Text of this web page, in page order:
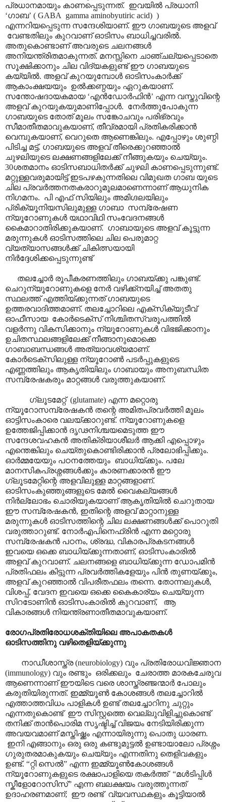
പ്രധാനമായും കാണപ്പെടുന്നത്. ഇവയിൽ പ്രധാനി
‘ഗാബ’ ( GABA gamma aminobyutiric acid) )
എന്നറിയപ്പെടുന്ന സന്ദേശിയാണ്. ഈ ഗാബയുടെ അളവ്
വേണ്ടതിലും കുറവാണ് ഓടിസം ബാധിച്ചവരിൽ.
അതുകൊണ്ടാണ് അവരുടെ ചലനങ്ങൾ
അനിയന്ത്രിതമാകുന്നത്. മനസ്സിനെ ചാഞ്ചല്യപ്പെടാതെ
സൂക്ഷിക്കാനും ചില വിദ്യകളുണ്ട് ഈ ഗാബയുടെ
കയ്യിൽ. അളവ് കുറയുമ്പോൾ ഓടിസംകാർക്ക്
ആകാംക്ഷയയും ഉൽക്കണ്ഠയും ഏറുകയാണ്.
സന്തോഷദായകമായ ‘എൻഡോർഫിൻ’ എന്ന വസ്തുവിന്റെ
അളവ് കുറയുകയുമാണിപ്പോൾ. നേർത്തുപോകുന്ന
ഗാബയുടെ തോത് മൂലം സങ്കോചവും പരിഭ്രവും
സീമാതീതമാവുകയാണ്, തീവ്രമായി പ്രതികരിക്കാൻ
വെമ്പുകയാണ്, വെറുതെ ആണെങ്കിലും. എപ്പോഴും ശുണ്ഠി
പിടിച്ച മട്ട്. ഗാബയുടെ അളവ് തീരെക്കുറഞ്ഞാൽ
ചുഴലിയുടെ ലക്ഷണങ്ങളിലേക്ക് നീങ്ങുകയും ചെയ്യും.
30ശതമാനം ഓടിസബാധിതർക്ക് ചുഴലി കാണപ്പെടുന്നുണ്ട്.
മറ്റുള്ളവരുമായിട്ട് ഇടപഴകുന്നതിലെ വിമുഖത ഗാബ യുടെ
ചില പ്രവർത്തനതകരാറുമൂലമാണെന്നാണ് ആധുനിക
നിഗമനം. പി എഫ് സിയിലും അമിഗ്ദലയിലും
പ്രിക്യൂനിയസിലുമുള്ള ഗാബാ സമ്പ്രേഷണ
ന്യൂറോണുകൾ യഥാവിഥി സംവേദനങ്ങൾ
കൈമാറാതിരിക്കുകയാണ്. ഗാബായുടെ അളവ് കൂട്ടുന്ന
മരുന്നുകൾ ഓടിസത്തിലെ ചില പെരുമാറ്റ
വ്യത്യാസങ്ങൾക്ക് ചികിത്സയായി
നിർദ്ദേശിക്കപ്പെടുന്നുണ്ട്
തലച്ചോർ രൂപീകരണത്തിലും ഗാബയ്ക്കു പങ്കുണ്ട്.
ചെറുന്യൂറോണുകളെ നേർ വഴിക്ക്നയിച്ച് അതതു
സ്ഥലത്ത് എത്തിയ്ക്കുന്നത് ഗാബയുടെ
ഉത്തരവാദിത്തമാണ്. തലച്ചോറിലെ എക്സിക്യുടീവ്
ഓഫീസായ കോർടെക്സ് നിശ്ചിതസ്വരൂപത്തിൽ
വളർന്നു വികസിക്കാനും ന്യൂറോണുകൾ വിഭജിക്കാനും
ഉചിതസ്ഥലങ്ങളിലേക്ക് നീങ്ങാനുമൊക്കെ
ഗാബാബന്ധങ്ങൾ അത്യാവശ്യമാണ്.
കോർടെക്സിലുള്ള ന്യൂറോൺ പടർപ്പുകളുടെ
എണ്ണത്തിലും ആകൃതിയിലും ഗാബായും അനുബന്ധിത
സമ്പ്രേഷകരും മാറ്റങ്ങൾ വരുത്തുകയാണ്.
ഗ്ലൂടമേറ്റ് (glutamate) എന്ന മറ്റൊരു
ന്യൂറോസമ്പ്രേഷകൻ തന്റെ അമിതപ്രവർത്തി മൂലം
ഓട്ടിസംകാരെ വലയ്ക്കാറുണ്ട്. ന്യൂറോണുകളെ
ഉത്തേജിപ്പിക്കാൻ ദൃഢനിശ്ചയമെടുത്ത ഈ
സന്ദേശവഹകൻ അതിക്രിയാശീലർ ആക്കി എപ്പൊഴും
എന്തെങ്കിലും ചെയ്തുകൊണ്ടിരിക്കാൻ പ്രലോഭിപ്പിക്കും.
ഓർമ്മയേയും പഠനത്തേയും ബാധിയ്ക്കും. പലേ
മാനസികപ്രശ്നങ്ങൾക്കും കാരണക്കാരൻ ഈ
ഗ്ലൂടമേറ്റിന്റെ അളവിലുള്ള മാറ്റങ്ങളാണ്.
ഓടിസംകുഞ്ഞുങ്ങളുടെ മേൽ വൈകല്യങ്ങൾ
നിർല്ലോഭം ചൊരിയുകയാണ് ആകൃതിയിൽ ചെറുതായ
ഈ സമ്പ്രേഷകൻ, ഇതിന്റെ അളവ് മാറ്റാനുള്ള
മരുന്നുകൾ ഓടിസത്തിന്റെ ചില ലക്ഷണങ്ങൾക്ക് പൊറുതി
വരുത്താറുണ്ട്. നോർഎപിനെഫ്രിൻ എന്ന മറ്റൊരു
സമ്പ്രേഷകൻ പഠനം, ശ്രദ്ധ, വികാരപ്രകടനങ്ങൾ
ഇവയെ ഒക്കെ ബാധിയ്ക്കുന്നതാണ്, ഓടിസംകാരിൽ
അളവ് കുറവാണ്. ചലനങ്ങളെ ബാ‍ധിയ്ക്കുന്ന ഡോപമിൻ
പ്രതിഫലം കിട്ടുന്ന പ്രവർത്തികളേയും പിൻ തുണയ്ക്കും,
അളവ് കുറഞ്ഞാൽ വിപരീതഫലം തന്നെ. തോന്നലുകൾ,
വിശപ്പ്, വേദന ഇവയെ ഒക്കെ കൈകാര്യം ചെയ്യുന്ന
സിറടോണിൻ ഓടിസംകാരിൽ കുറവാണ്, ആ
വികാരങ്ങൾ നിയന്ത്രണാതീതമാവുകയാണ്.
രോഗപ്രതിരോധശക്തിയിലെ അപാകതകൾ
ഓടിസത്തിനു വഴിതെളിയ്ക്കുന്നു
നാഡീശാസ്ത്ര (neurobiology) വും പ്രതിരോധവിജ്ഞാന
(immunology) വും രണ്ടും ഒരിക്കലും ചേരാത്ത മാരകചേരുവ
ആണെന്നാണ് ഈയിടെ വരെ ശാസ്ത്രഞ്ജന്മാർ പോലും
കരുതിയിരുന്നത്. ഇമ്മ്യൂൺ കോശങ്ങൾ തലച്ചോറിൽ
എത്താത്തവിധം പാളികൾ ഉണ്ട് തലച്ചോറിനു ചുറ്റും
എന്നതുകൊണ്ട് ഈ സിസ്റ്റത്തെ വെല്ലുവിളിച്ചുകൊണ്ട്
തനിക്ക് താൻപൊരിമ സൃഷ്ടിച്ച് വിജയം നേടിയിരിക്കുന്ന
അവയവമാണ് മസ്തിഷ്ക്കം എന്നായിരുന്നു പൊതു ധാരണ.
ഇനി എങ്ങാനും ഒരു ഒരു കണ്ടുമുട്ടൽ ഉണ്ടായാലോ പ്രശ്നം
ഗുരുതരമാകുകയും ചെയ്യും എന്നതിനു തെളിവകളും
ഉണ്ട്. “റ്റി സെൽ” എന്ന ഇമ്മ്യൂൺകോശങ്ങൾ
ന്യൂറോണുകളുടെ രക്ഷാപാളിയെ തകർത്ത് “മൾടിപ്പിൾ
സ്കീളോറോസിസ്” എന്ന ബലക്ഷയം വരുത്തുന്നത്
ഉദാഹരണമാണ്; ഈ രണ്ട് വ്യവസ്ഥകളും കൂട്ടിയാൽ